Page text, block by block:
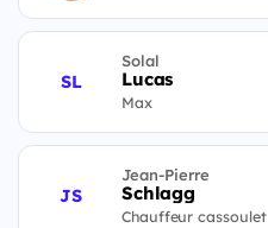
SL
Solal
Lucas
Max
JS
Jean-Pierre
Schlagg
Chauffeur cassoulet